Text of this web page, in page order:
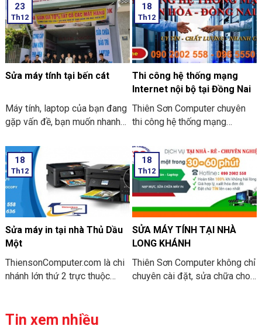
23
Th12
Sửa máy tính tại bến cát
Máy tính, laptop của bạn đang
gặp vấn đề, bạn muốn nhanh
tính tại nhà Bến Cát UY TÍN,
CHẤT LƯỢNG, GIÁ RẺ.
ThiensonComputer.com là đơn
vị sửa máy tính chuyên nghiệp
tại Bình Dương. Với hơn 12
năm kinh nghiệm trong nghề,
chúng tôi hiểu được mong
muốn của quý khách khi sửa
máy tính.
18
Th12
Thi công hệ thống mạng
Internet nội bộ tại Đồng Nai
Thiên Sơn Computer chuyên
thi công hệ thống mạng
Chẳng khó để nhận thấy, công
nghệ thông tin đã trở thành
một phần thiết yếu trong cuộc
sống cũng giống như công
việc của chúng ta. Nhờ mạng
internet, liên kết đa chiều đã
tạo nên thị trường mở rộng, độ
cạnh tranh tốt hơn cho các
doanh Nghiệp hiện nay.
18
Th12
Sửa máy in tại nhà Thủ Dầu
Một
ThiensonComputer.com là chi
nhánh lớn thứ 2 trực thuộc
vào hoạt động trên 12 năm với
18
Th12
SỬA MÁY TÍNH TẠI NHÀ
LONG KHÁNH
Thiên Sơn Computer không chỉ
chuyên cài đặt, sửa chữa cho
Tin xem nhiều